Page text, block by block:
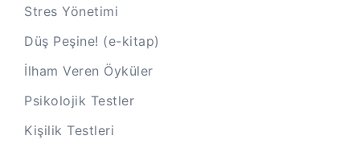
Stres Yönetimi
Düş Peşine! (e-kitap)
İlham Veren Öyküler
Psikolojik Testler
Kişilik Testleri